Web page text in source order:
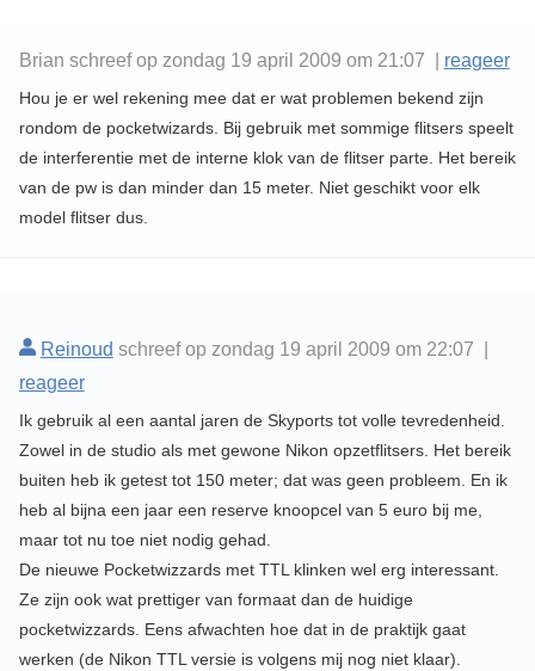
Brian schreef op zondag 19 april 2009 om 21:07 | reageer
Hou je er wel rekening mee dat er wat problemen bekend zijn
rondom de pocketwizards. Bij gebruik met sommige flitsers speelt
de interferentie met de interne klok van de flitser parte. Het bereik
van de pw is dan minder dan 15 meter. Niet geschikt voor elk
model flitser dus.
Reinoud schreef op zondag 19 april 2009 om 22:07 |
reageer
Ik gebruik al een aantal jaren de Skyports tot volle tevredenheid.
Zowel in de studio als met gewone Nikon opzetflitsers. Het bereik
buiten heb ik getest tot 150 meter; dat was geen probleem. En ik
heb al bijna een jaar een reserve knoopcel van 5 euro bij me,
maar tot nu toe niet nodig gehad.
De nieuwe Pocketwizzards met TTL klinken wel erg interessant.
Ze zijn ook wat prettiger van formaat dan de huidige
pocketwizzards. Eens afwachten hoe dat in de praktijk gaat
werken (de Nikon TTL versie is volgens mij nog niet klaar).